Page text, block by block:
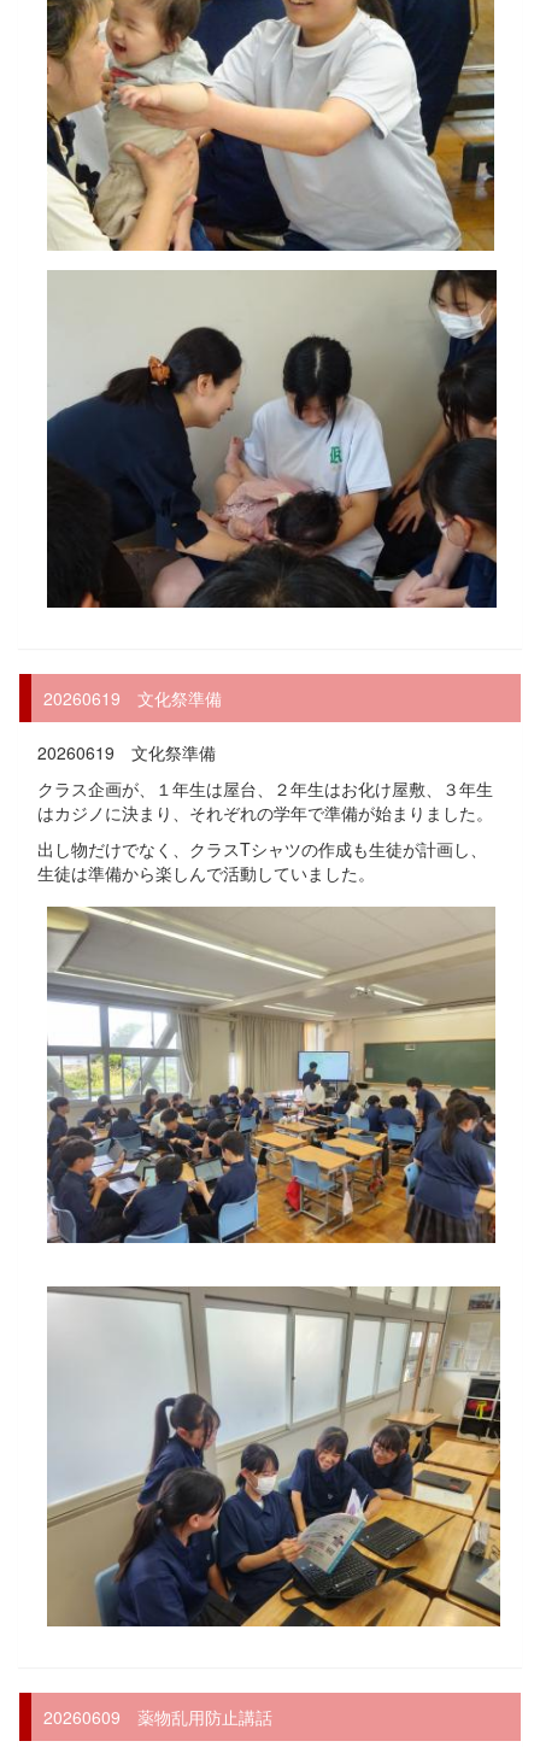
20260619 文化祭準備
20260619 文化祭準備
クラス企画が、１年生は屋台、２年生はお化け屋敷、３年生
はカジノに決まり、それぞれの学年で準備が始まりました。
出し物だけでなく、クラスTシャツの作成も生徒が計画し、
生徒は準備から楽しんで活動していました。
20260609 薬物乱用防止講話